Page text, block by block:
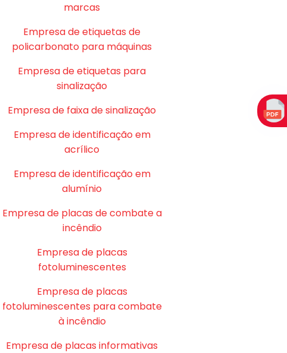
marcas
Empresa de etiquetas de
policarbonato para máquinas
Empresa de etiquetas para
sinalização
Empresa de faixa de sinalização
Empresa de identificação em
acrílico
Empresa de identificação em
alumínio
Empresa de placas de combate a
incêndio
Empresa de placas
fotoluminescentes
Empresa de placas
fotoluminescentes para combate
à incêndio
Empresa de placas informativas